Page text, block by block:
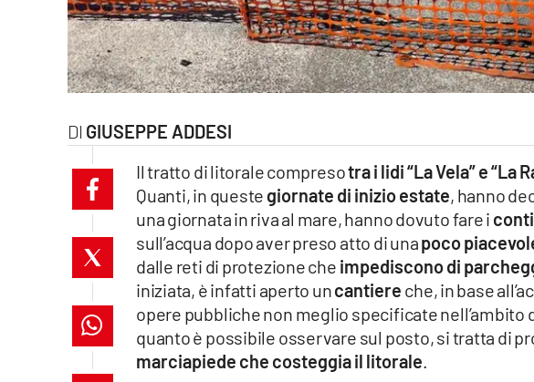
lacitymag.it
cosenzachannel.it
catanzarochannel.it
lacapitalenews.it
GIUSEPPE ADDESI
Il tratto di litorale compresotra i lidi “La Vela” e “La
Quanti, in queste giornate di inizio estate, hanno
una giornata in riva al mare, hanno dovuto fare i
sull’acqua dopo aver preso atto di unapoco
dalle reti di protezione che impediscono di
iniziata, è infatti aperto uncantiere che, in base
opere pubbliche non meglio specificate nell’ambito
quanto è possibile osservare sul posto, si tratta di
marciapiede che costeggia il litorale.